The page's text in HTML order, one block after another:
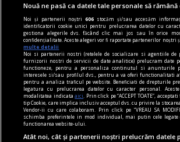
centenar - eugen barbu
Montaje despre un mare prozator
Din dorința de a da autenticitate
autorul s-a slujit și de propria
va fi înțeles astfel semnificația
Nouă ne pasă ca datele tale personale să
Noi și partenerii noștri606 stocăm și/sau accesăm
identificatorii cookie unici pentru prelucrarea datelor cu
gestiona alegerile dvs. făcând clic mai jos sau în orice
confidențialitate. Aceste alegeri vor fi raportate partenerilor noștri
multe detalii
Noi si partenerii nostri (retelele de socializare si agentiile de
furnizorii nostri de servicii de date analitice) prelucram date
functioneze, pentru a personaliza continutul si anunturile
interesele si/sau profilul dvs., pentru a va oferi functionalitati
pentru a analiza traficul pe website. Beneficiati de drepturile
legatura cu prelucrarea datelor cu caracter personal.
modalitatea indicataaici
. Prin click pe “ACCEPT TOATE”,
tip Cookie, care implica inclusiv acceptul dvs. cu privire la
Vendor-ii cu care colaboram. Prin click pe “VREAU SA
schimba preferintele in mod individual, mai putin cele legate
functionarea website-ului.
Atât noi, cât și partenerii noștri prelucrăm datele